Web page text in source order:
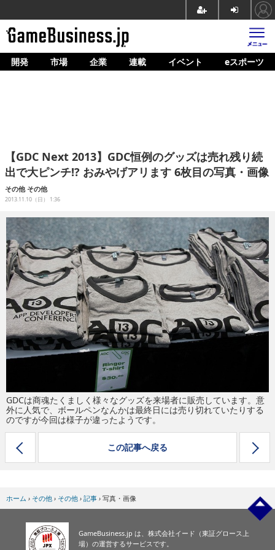
ホーム
企業動向
人材育成
連載
イベント/セミナー
eスポーツ
開発 市場 企業 連載 イベント eスポーツ
【GDC Next 2013】GDC恒例のグッズは売れ残り続
出で大ピンチ!? おみやげアリます 6枚目の写真・画像
その他 その他
2013.11.10（日） 1:36
GDCは商魂たくましく様々なグッズを来場者に販売しています。意
外に人気で、ボールペンなんかは最終日には売り切れていたりする
のですが今回は様子が違ったようです。
この記事へ戻る
ホーム › その他 › その他 › 記事 › 写真・画像
GameBusiness.jp は、株式会社イード（東証グロース上
場）の運営するサービスです。